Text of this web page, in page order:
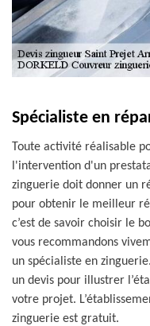
Spécialiste en
Toute activité réalisable
l'intervention d'un
zinguerie doit donner un
pour obtenir le meilleur
c’est de savoir choisir le
vous recommandons
un spécialiste en
un devis pour illustrer
votre projet.
zinguerie est gratuit.